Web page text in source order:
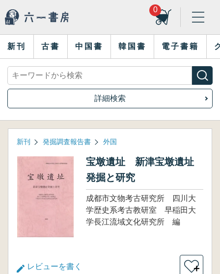
0
新刊 古書 中国書 韓国書 電子書籍
詳細検索
新刊 発掘調査報告書 外国
宝墩遺址 新津宝墩遺址
発掘と研究
成都市文物考古研究所 四川大
学歴史系考古教研室 早稲田大
学長江流域文化研究所 編
レビューを書く ＋